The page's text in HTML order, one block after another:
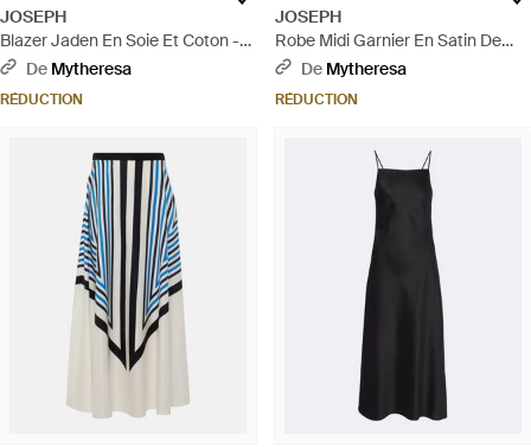
JOSEPH
Blazer Jaden En Soie Et Coton -
BleuDe Mytheresa
RÉDUCTION
JOSEPH
Robe Midi Garnier En Satin De
Soie - Neutre
De Mytheresa
RÉDUCTION